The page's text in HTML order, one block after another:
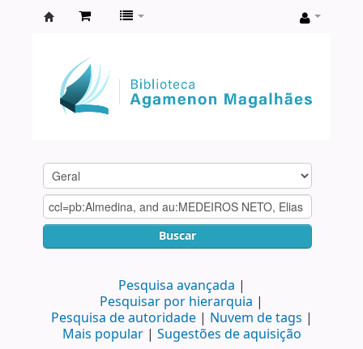
Agamenon
Magalhães
Buscar
Pesquisa avançada
Pesquisar por hierarquia
Pesquisa de autoridade
Nuvem de tags
Mais popular
Sugestões de aquisição